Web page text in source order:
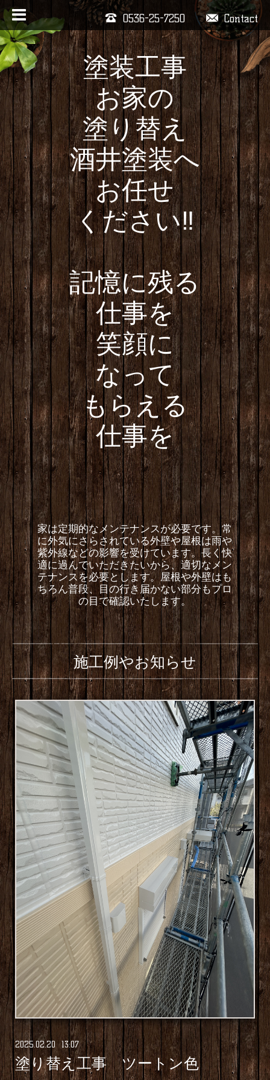
Contact
0536-25-7250
塗装工事
お家の
塗り替え
酒井塗装へ
お任せ
ください‼️
記憶に残る
仕事を
笑顔に
なって
もらえる
仕事を
家は定期的なメンテナンスが必要です。常
に外気にさらされている外壁や屋根は雨や
紫外線などの影響を受けています。長く快
適に過んでいただきたいから、適切なメン
テナンスを必要とします。屋根や外壁はも
ちろん普段、目の行き届かない部分もプロ
の目で確認いたします。
施工例やお知らせ
2025.02.20 13:07
塗り替え工事 ツートン色